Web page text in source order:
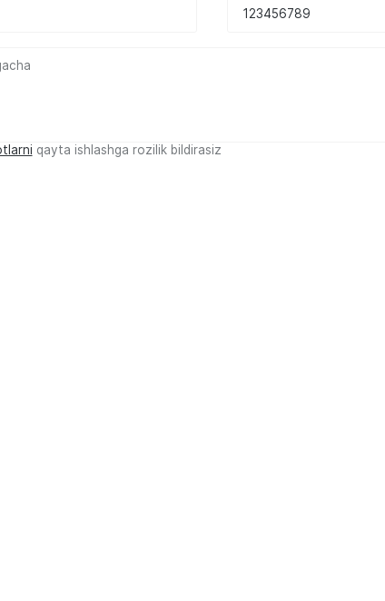
qayta ishlashga rozilik bildirasiz